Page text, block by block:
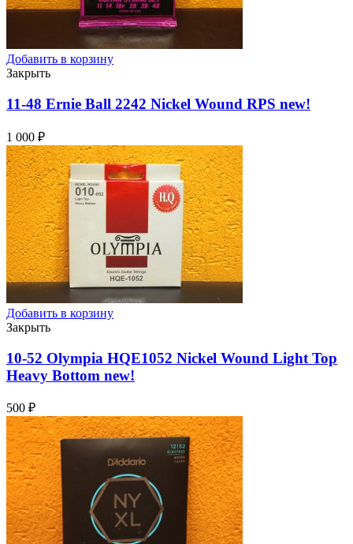
Добавить в корзину
Закрыть
11-48 Ernie Ball 2242 Nickel Wound RPS new!
1 000 ₽
Добавить в корзину
Закрыть
10-52 Olympia HQE1052 Nickel Wound Light Top
Heavy Bottom new!
500 ₽